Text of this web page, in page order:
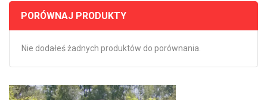
PORÓWNAJ PRODUKTY
Nie dodałeś żadnych produktów do porównania.